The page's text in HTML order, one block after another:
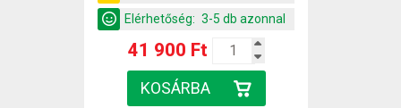
Elérhetőség: 3-5 db azonnal
41 900 Ft